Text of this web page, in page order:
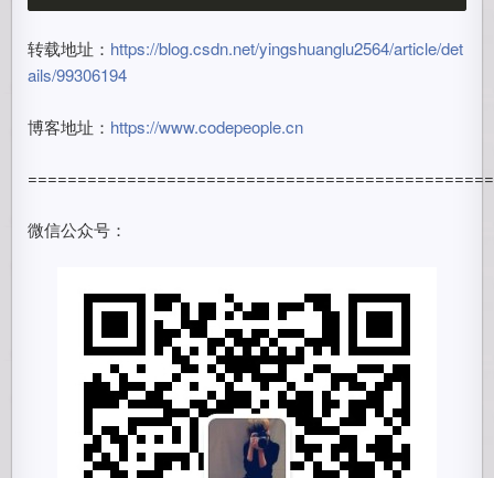
转载地址： https://blog.csdn.net/yingshuanglu2564/article/det
ails/99306194
博客地址： https://www.codepeople.cn
微信公众号：